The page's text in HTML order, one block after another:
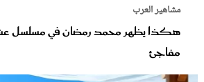
مشاهير العرب
هكذا يظهر محمد رمضان في مسلسل
مفاجئ